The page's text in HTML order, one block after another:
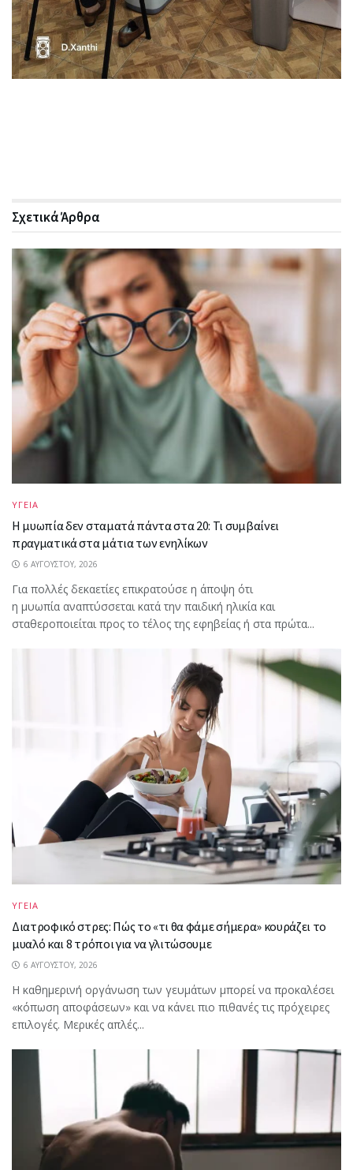
ΣχετικάΆρθρα
ΥΓΕΙΑ
Η μυωπία δεν σταματά πάντα στα 20: Τι συμβαίνει
πραγματικά στα μάτια των ενηλίκων
6 ΑΥΓΟΎΣΤΟΥ, 2026
Για πολλές δεκαετίες επικρατούσε η άποψη ότι
η μυωπία αναπτύσσεται κατά την παιδική ηλικία και
σταθεροποιείται προς το τέλος της εφηβείας ή στα πρώτα...
ΥΓΕΙΑ
Διατροφικό στρες: Πώς το «τι θα φάμε σήμερα» κουράζει το
μυαλό και 8 τρόποι για να γλιτώσουμε
6 ΑΥΓΟΎΣΤΟΥ, 2026
Η καθημερινή οργάνωση των γευμάτων μπορεί να προκαλέσει
«κόπωση αποφάσεων» και να κάνει πιο πιθανές τις πρόχειρες
επιλογές. Μερικές απλές...